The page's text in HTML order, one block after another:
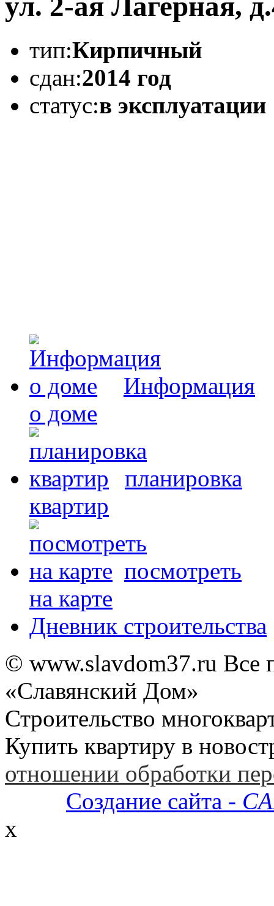
ул. 2-ая Лагерная,
тип:Кирпичный
сдан:2014 год
статус:в эксплуатации
Информация
о доме
планировка
квартир
посмотреть
на карте
Дневник строительства
© www.slavdom37.ru Все
«Славянский Дом»
Строительство
Купить квартиру в
отношении обработки
Создание сайта -
x